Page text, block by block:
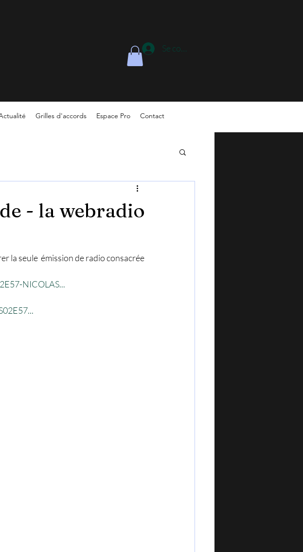
Se connecter
Grilles d'accords Espace Pro Contact
- la webradio
la seule  émission de radio consacrée
NICOLAS...